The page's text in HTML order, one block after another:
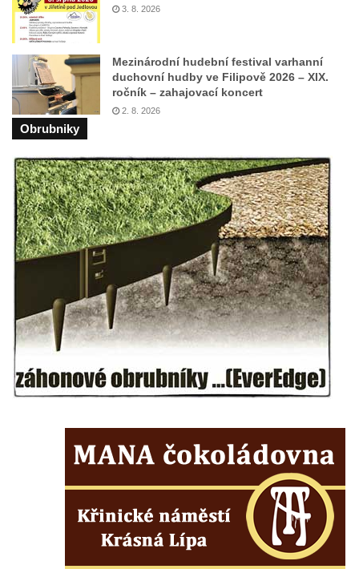
Na Sadech v Českých Budějovicích
Sadech v Českých Budějovicích
Socha Mateřství v parku Na Sadech v
Českých Budějovicích
Památník Otokara Mokrého v parku Na
Sadech v Českých Budějovicích
Poslední dochovaný tramvajový sloup na
Pražské třídě v Českých Budějovicích
Socha Civilizovaní na Husově třídě v
Českých Budějovicích
Socha svatého Jana Nepomuckého Na
Sadech u Mlýnské stoky v Českých
Budějovicích
Sochy brouků u Mlýnské stoky v Českých
Socha svatého Vincence Ferrerského na
Budějovicích
Socha svatého Zachariáše na nádvoří
Socha svatého Josefa na nádvoří kláštera
dominikánů v Českých Budějovicích
3. 8. 2026
Mezinárodní hudební festival varhanní
duchovní hudby ve Filipově 2026 – XIX.
ročník – zahajovací koncert
2. 8. 2026
Obrubniky